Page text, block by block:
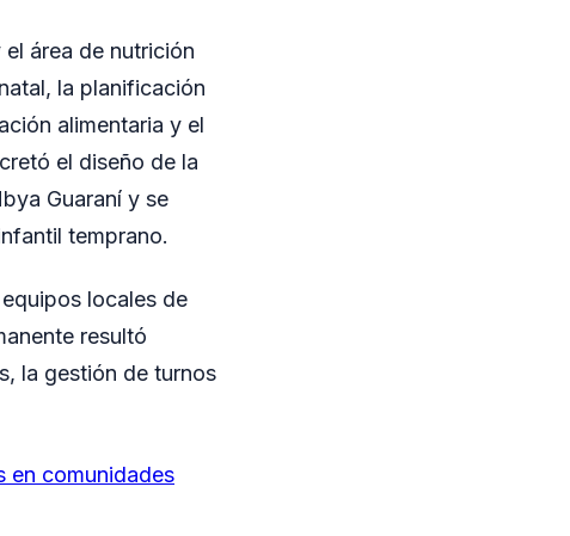
área de nutrición
la planificación
alimentaria y el
el diseño de la
Guaraní y se
temprano.
locales de
resultó
la gestión de turnos
en comunidades